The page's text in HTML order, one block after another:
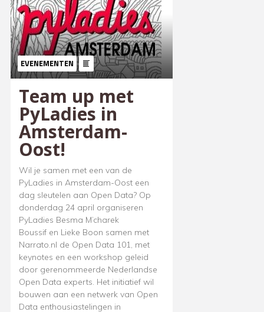
EVENEMENTEN
Team up met
PyLadies in
Amsterdam-
Oost!
Wil je samen met een van de
PyLadies in Amsterdam-Oost een
dag sleutelen aan Open Data? Op
donderdag 24 april organiseren
PyLadies Besma M’charek
Boussif en Lieke Boon samen met
Narrato.nl de Open Data 101, met
keynotes en een workshop geleid
door gerenommeerde Nederlandse
Open Data experts. Het initiatief wil
bouwen aan een netwerk van Open
Data enthousiastelingen in